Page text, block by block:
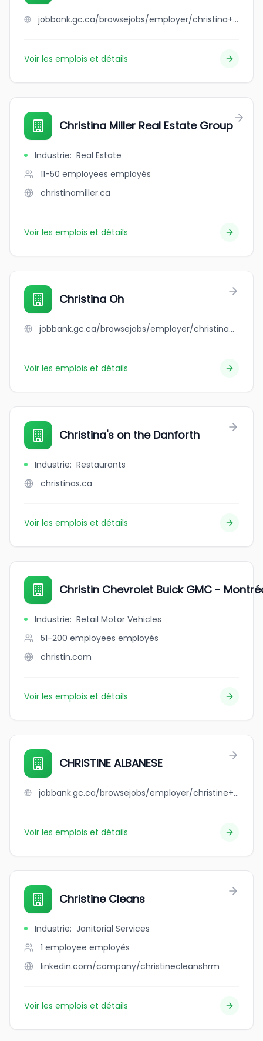
jobbank.gc.ca/browsejobs/employer/christina+hatziioannou/ca
Voir les emplois et détails
Christina Miller Real Estate Group
Industrie: Real Estate
11-50 employees employés
christinamiller.ca
Voir les emplois et détails
Christina Oh
jobbank.gc.ca/browsejobs/employer/christina+oh/ca
Voir les emplois et détails
Christina's on the Danforth
Industrie: Restaurants
christinas.ca
Voir les emplois et détails
Christin Chevrolet Buick GMC -
Industrie: Retail Motor Vehicles
51-200 employees employés
christin.com
Voir les emplois et détails
CHRISTINE ALBANESE
jobbank.gc.ca/browsejobs/employer/christine+albanese/ca
Voir les emplois et détails
Christine Cleans
Industrie: Janitorial Services
1 employee employés
linkedin.com/company/christinecleanshrm
Voir les emplois et détails